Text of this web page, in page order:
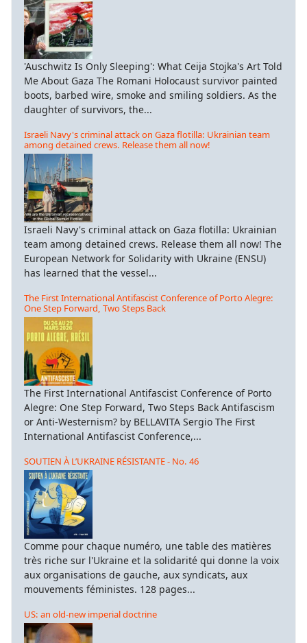
'Auschwitz Is Only Sleeping': What Ceija Stojka's Art Told
Me About Gaza The Romani Holocaust survivor painted
boots, barbed wire, smoke and smiling soldiers. As the
daughter of survivors, the...
Israeli Navy's criminal attack on Gaza flotilla: Ukrainian team
among detained crews. Release them all now!
Israeli Navy's criminal attack on Gaza flotilla: Ukrainian
team among detained crews. Release them all now! The
European Network for Solidarity with Ukraine (ENSU)
has learned that the vessel...
The First International Antifascist Conference of Porto Alegre:
One Step Forward, Two Steps Back
The First International Antifascist Conference of Porto
Alegre: One Step Forward, Two Steps Back Antifascism
or Anti-Westernism? by BELLAVITA Sergio The First
International Antifascist Conference,...
SOUTIEN À L’UKRAINE RÉSISTANTE - No. 46
Comme pour chaque numéro, une table des matières
très riche sur l'Ukraine et la solidarité qui donne la voix
aux organisations de gauche, aux syndicats, aux
mouvements féministes. 128 pages...
US: an old-new imperial doctrine